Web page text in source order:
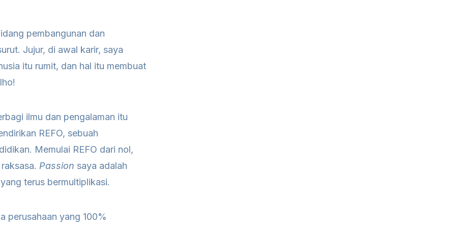
pembangunan dan
Jujur, di awal karir, saya
itu rumit, dan hal itu membuat
ilmu dan pengalaman itu
REFO, sebuah
Memulai REFO dari nol,
Passion saya adalah
terus bermultiplikasi.
perusahaan yang 100%